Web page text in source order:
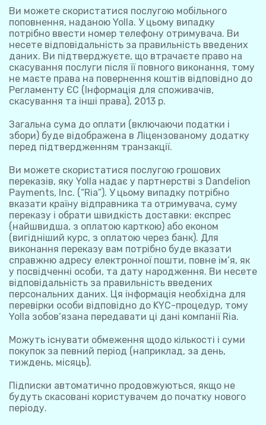
Ви можете скористатися послугою мобільного
поповнення, наданою Yolla. У цьому випадку
потрібно ввести номер телефону отримувача. Ви
несете відповідальність за правильність введених
даних. Ви підтверджуєте, що втрачаєте право на
скасування послуги після її повного виконання, тому
не маєте права на повернення коштів відповідно до
Регламенту ЄС (Інформація для споживачів,
скасування та інші права), 2013 р.
Загальна сума до оплати (включаючи податки і
збори) буде відображена в Ліцензованому додатку
перед підтвердженням транзакції.
Ви можете скористатися послугою грошових
переказів, яку Yolla надає у партнерстві з Dandelion
Payments, Inc. (“Ria”). У цьому випадку потрібно
вказати країну відправника та отримувача, суму
переказу і обрати швидкість доставки: експрес
(найшвидша, з оплатою карткою) або економ
(вигідніший курс, з оплатою через банк). Для
виконання переказу вам потрібно буде вказати
справжню адресу електронної пошти, повне ім’я, як
у посвідченні особи, та дату народження. Ви несете
відповідальність за правильність введених
персональних даних. Ця інформація необхідна для
перевірки особи відповідно до KYC-процедур, тому
Yolla зобов’язана передавати ці дані компанії Ria.
Можуть існувати обмеження щодо кількості і суми
покупок за певний період (наприклад, за день,
тиждень, місяць).
Підписки автоматично продовжуються, якщо не
будуть скасовані користувачем до початку нового
періоду.